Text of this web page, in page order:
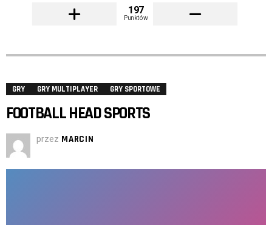
197
Punktów
GRY GRY MULTIPLAYER GRY SPORTOWE
FOOTBALL HEAD SPORTS
przez MARCIN